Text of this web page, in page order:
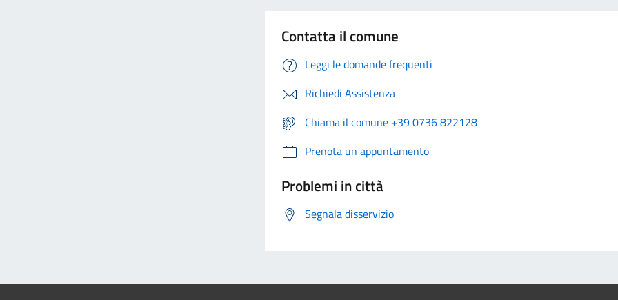
Contatta il comune
Leggi le domande frequenti
Richiedi Assistenza
Chiama il comune +39 0736 822128
Prenota un appuntamento
Problemi in città
Segnala disservizio